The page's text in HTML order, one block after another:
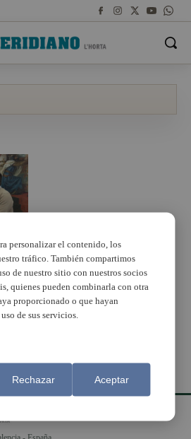
personalizar el contenido, los
tráfico. También compartimos
de nuestro sitio con nuestros socios
quienes pueden combinarla con otra
proporcionado o que hayan
de sus servicios.
Rechazar Aceptar